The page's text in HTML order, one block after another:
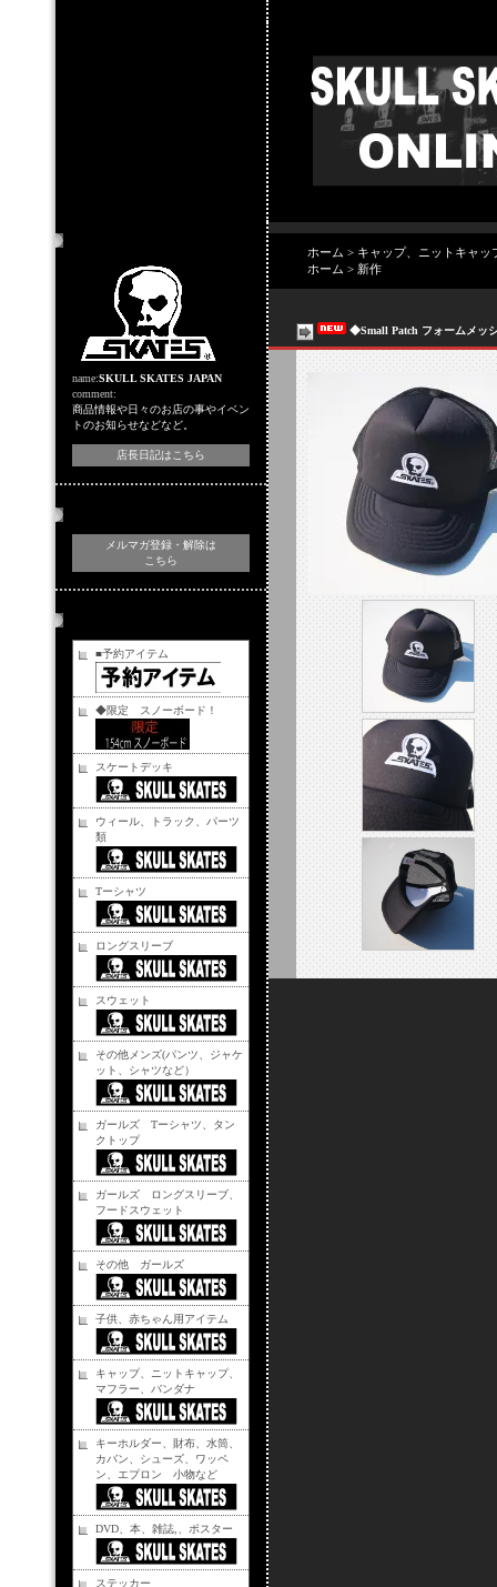
name:SKULL SKATES JAPAN
comment:
商品情報や日々のお店の事やイベン
トのお知らせなどなど。
店長日記はこちら
メルマガ登録・解除は
こちら
■予約アイテム
◆限定 スノーボード！
スケートデッキ
ウィール、トラック、パーツ
類
Tーシャツ
ロングスリーブ
スウェット
その他メンズ(パンツ、ジャケ
ット、シャツなど）
ガールズ Tーシャツ、タン
クトップ
ガールズ ロングスリーブ、
フードスウェット
その他 ガールズ
子供、赤ちゃん用アイテム
キャップ、ニットキャップ、
マフラー、バンダナ
キーホルダー、財布、水筒、
カバン、シューズ、ワッペ
ン、エプロン 小物など
DVD、本、雑誌,、ポスター
ステッカー
ホーム > キャップ、ニットキャッ
ホーム > 新作
◆Small Patch フォームメッ